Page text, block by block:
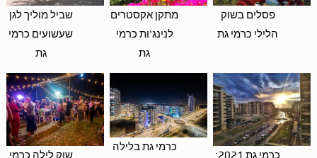
שביל מוליך לגן
שעשועים כרמי
גת
מתקן אקסטרים
לנינג'ות כרמי
גת
פסלים בשוק
הלילי כרמי גת
שוק לילה כרמי
כרמי גת בלילה
כרמי גת 2021: